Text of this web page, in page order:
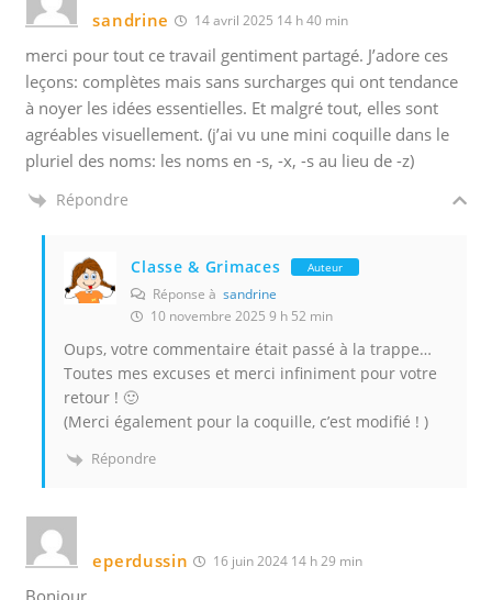
sandrine 14 avril 2025 14 h 40 min
merci pour tout ce travail gentiment partagé. J’adore ces
leçons: complètes mais sans surcharges qui ont tendance
à noyer les idées essentielles. Et malgré tout, elles sont
agréables visuellement. (j’ai vu une mini coquille dans le
pluriel des noms: les noms en -s, -x, -s au lieu de -z)
Répondre
Classe & Grimaces Auteur
Réponse àsandrine
10 novembre 2025 9 h 52 min
Oups, votre commentaire était passé à la trappe…
Toutes mes excuses et merci infiniment pour votre
retour ! 🙂
(Merci également pour la coquille, c’est modifié ! )
Répondre
eperdussin 16 juin 2024 14 h 29 min
Bonjour,